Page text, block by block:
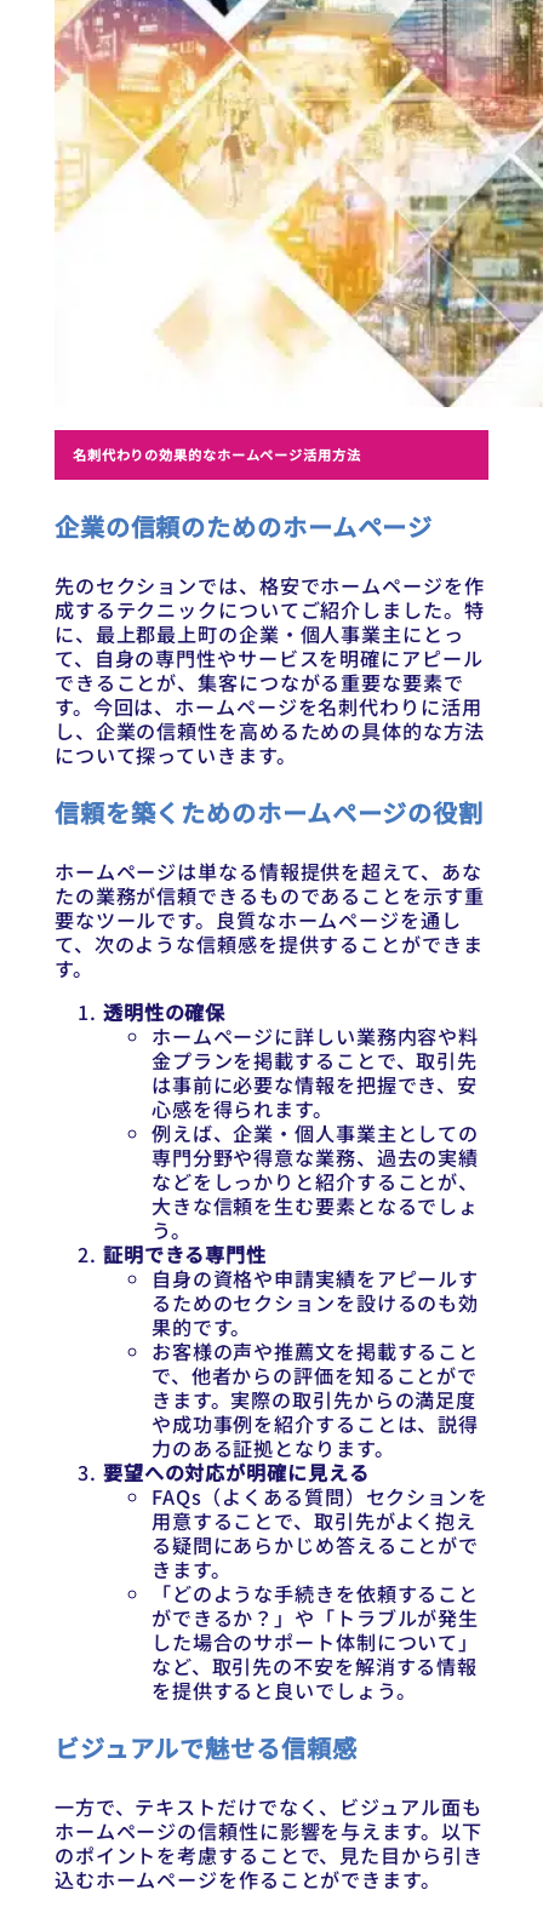
名刺代わりの効果的なホームページ活用方法
企業の信頼のためのホームページ
先のセクションでは、格安でホームページを作
成するテクニックについてご紹介しました。特
に、最上郡最上町の企業・個人事業主にとっ
て、自身の専門性やサービスを明確にアピール
できることが、集客につながる重要な要素で
す。今回は、ホームページを名刺代わりに活用
し、企業の信頼性を高めるための具体的な方法
について探っていきます。
信頼を築くためのホームページの役割
ホームページは単なる情報提供を超えて、あな
たの業務が信頼できるものであることを示す重
要なツールです。良質なホームページを通し
て、次のような信頼感を提供することができま
す。
透明性の確保
ホームページに詳しい業務内容や料
金プランを掲載することで、取引先
は事前に必要な情報を把握でき、安
心感を得られます。
例えば、企業・個人事業主としての
専門分野や得意な業務、過去の実績
などをしっかりと紹介することが、
大きな信頼を生む要素となるでしょ
う。
証明できる専門性
自身の資格や申請実績をアピールす
るためのセクションを設けるのも効
果的です。
お客様の声や推薦文を掲載すること
で、他者からの評価を知ることがで
きます。実際の取引先からの満足度
や成功事例を紹介することは、説得
力のある証拠となります。
要望への対応が明確に見える
FAQs（よくある質問）セクションを
用意することで、取引先がよく抱え
る疑問にあらかじめ答えることがで
きます。
「どのような手続きを依頼すること
ができるか？」や「トラブルが発生
した場合のサポート体制について」
など、取引先の不安を解消する情報
を提供すると良いでしょう。
ビジュアルで魅せる信頼感
一方で、テキストだけでなく、ビジュアル面も
ホームページの信頼性に影響を与えます。以下
のポイントを考慮することで、見た目から引き
込むホームページを作ることができます。